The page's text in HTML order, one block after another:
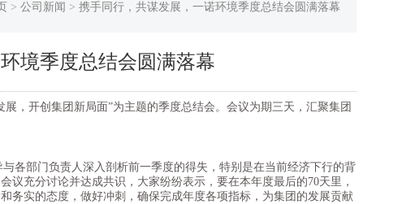
> 公司新闻 > 携手同行，共谋发展，一诺环境季度总结会圆满落幕
境季度总结会圆满落幕
开创集团新局面”为主题的季度总结会。会议为期三天，汇聚集团
部门负责人深入剖析前一季度的得失，特别是在当前经济下行的背
充分讨论并达成共识，大家纷纷表示，要在本年度最后的70天里，
务实的态度，做好冲刺，确保完成年度各项指标，为集团的发展贡献